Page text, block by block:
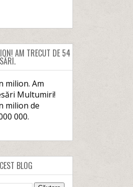
AM TRECUT DE 54
milion. Am
Multumiri!
milion de
000.
BLOG